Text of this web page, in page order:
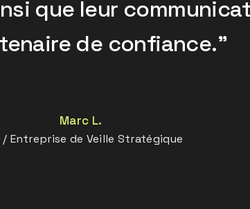
Marc L.
/ Entreprise de Veille Stratégique
que leur
de confiance."